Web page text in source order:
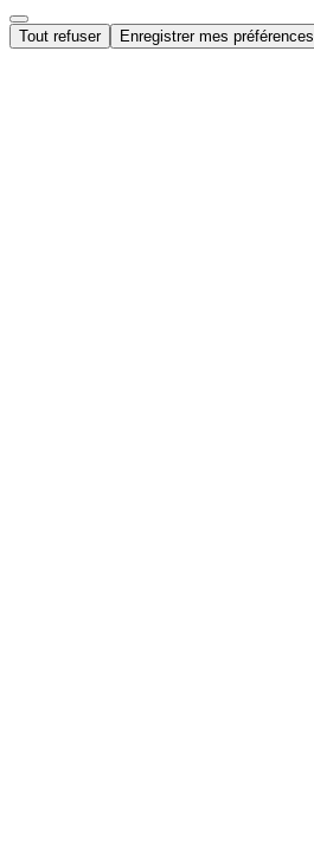
Tout refuser Enregistrer mes préférences